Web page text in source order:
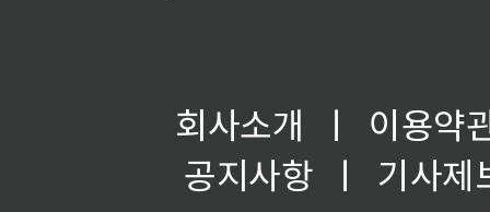
회사소개 ㅣ
이용약
공지사항
ㅣ
기사제